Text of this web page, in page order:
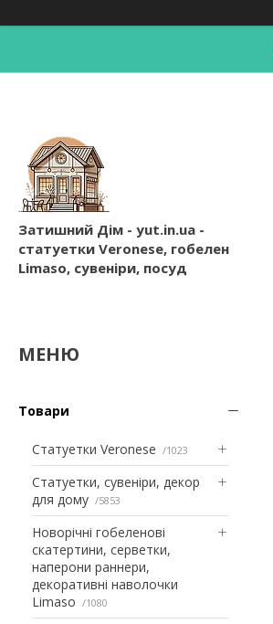
Затишний Дім - yut.in.ua -
статуетки Veronese, гобелен
Limaso, сувеніри, посуд
Товари
Статуетки Veronese 1023
Статуетки, сувеніри, декор
для дому
5853
Новорічні гобеленові
скатертини, серветки,
наперони раннери,
декоративні наволочки
Limaso
1080